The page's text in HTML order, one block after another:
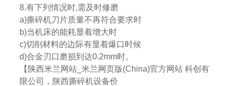
8.有下列情况时,需及时修磨
a)撕碎机刀片质量不再符合要求时
b)当机床的能耗显着增大时
c)切削材料的边际有显着爆口时候
d)合金刃口磨损到达0.2mm时。
【陕西米兰网站_米兰网页版(China)官方网站 科创有
限公司，陕西撕碎机设备价